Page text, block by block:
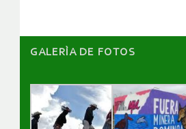
GALERÌA DE FOTOS